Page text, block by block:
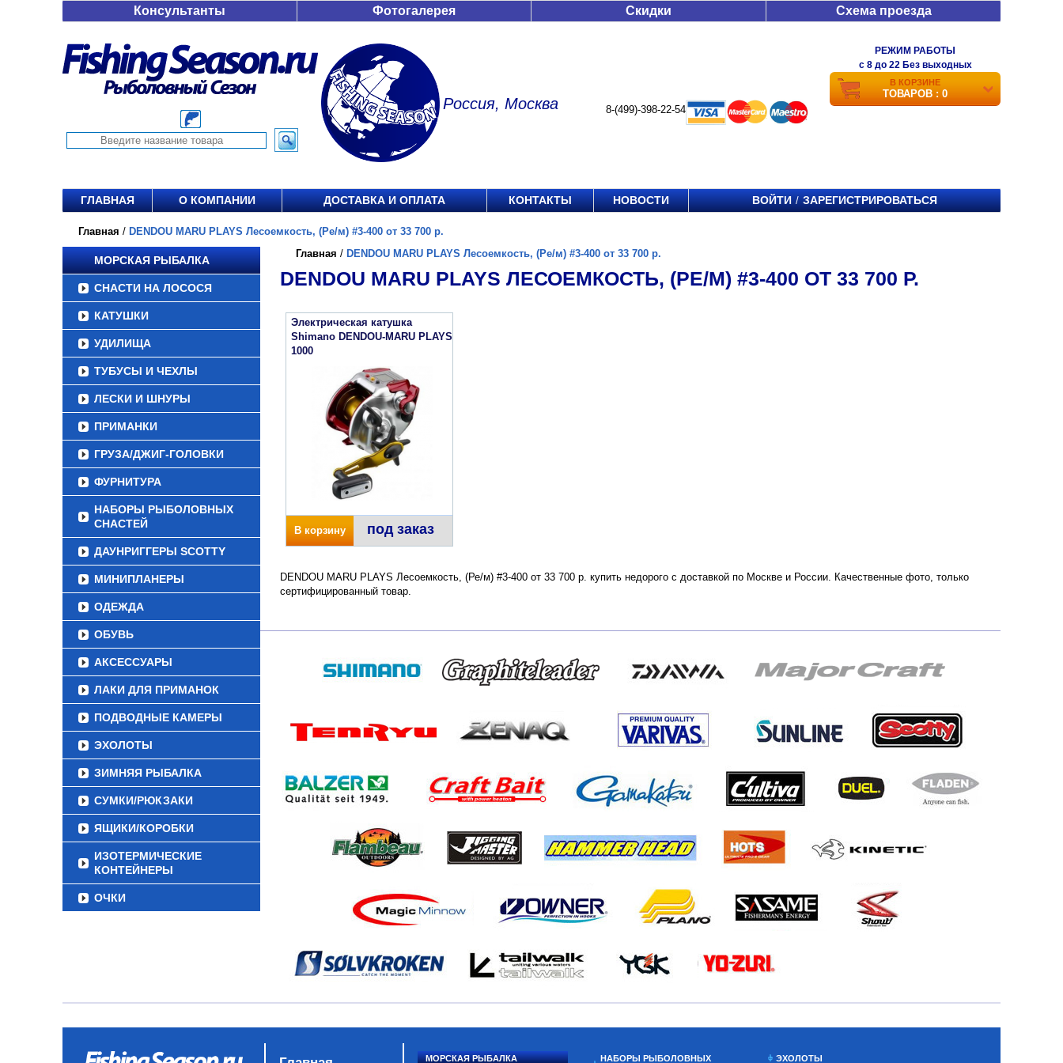
Консультанты Фотогалерея Скидки Схема проезда
Россия, Москва 8-(499)-398-22-54
РЕЖИМ РАБОТЫ
c 8 до 22 Без выходных
В КОРЗИНЕ
ТОВАРОВ : 0
ГЛАВНАЯ О КОМПАНИИ ДОСТАВКА И ОПЛАТА КОНТАКТЫ НОВОСТИ ВОЙТИ / ЗАРЕГИСТРИРОВАТЬСЯ
Главная / DENDOU MARU PLAYS Лесоемкость, (Ре/м) #3-400 от 33 700 р.
МОРСКАЯ РЫБАЛКА
СНАСТИ НА ЛОСОСЯ
КАТУШКИ
УДИЛИЩА
ТУБУСЫ И ЧЕХЛЫ
ЛЕСКИ И ШНУРЫ
ПРИМАНКИ
ГРУЗА/ДЖИГ-ГОЛОВКИ
ФУРНИТУРА
НАБОРЫ РЫБОЛОВНЫХ
СНАСТЕЙ
ДАУНРИГГЕРЫ SCOTTY
МИНИПЛАНЕРЫ
ОДЕЖДА
ОБУВЬ
АКСЕССУАРЫ
ЛАКИ ДЛЯ ПРИМАНОК
ПОДВОДНЫЕ КАМЕРЫ
ЭХОЛОТЫ
ЗИМНЯЯ РЫБАЛКА
СУМКИ/РЮКЗАКИ
ЯЩИКИ/КОРОБКИ
ИЗОТЕРМИЧЕСКИЕ
КОНТЕЙНЕРЫ
ОЧКИ
Главная / DENDOU MARU PLAYS Лесоемкость, (Ре/м) #3-400 от 33 700 р.
DENDOU MARU PLAYS ЛЕСОЕМКОСТЬ, (РЕ/М) #3-400 ОТ 33 700 Р.
Электрическая катушка
Shimano DENDOU-MARU PLAYS
1000
В корзину под заказ
DENDOU MARU PLAYS Лесоемкость, (Ре/м) #3-400 от 33 700 р. купить недорого с доставкой по Москве и России. Качественные фото, только
сертифицированный товар.
МОРСКАЯ РЫБАЛКА НАБОРЫ РЫБОЛОВНЫХ ЭХОЛОТЫ